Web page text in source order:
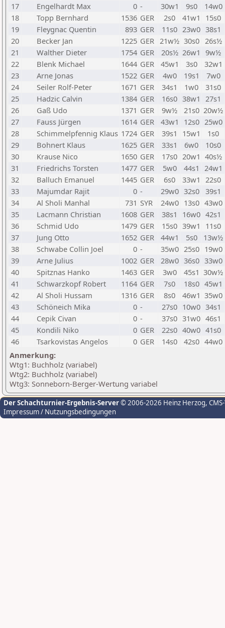
17
Engelhardt Max 0 - 30w1 9s0
14w0
18
Topp Bernhard 1536 GER 2s0 41w1
15s0
19
Fleygnac Quentin 893 GER 11s0 23w0 38s1
20
Becker Jan 1225 GER 21w½ 30s0 26s½
21
Walther Dieter 1754 GER 20s½ 26w1 9w½
22
Blenk Michael 1644 GER 45w1 3s0
32w1
23
Arne Jonas 1522 GER 4w0 19s1
7w0
24
Seiler Rolf-Peter 1671 GER 34s1 1w0
31s0
25
Hadzic Calvin 1384 GER 16s0 38w1 27s1
26
Gaß Udo 1371 GER 9w½ 21s0 20w½
27
Fauss Jürgen 1614 GER 43w1 12s0 25w0
28
Schimmelpfennig Klaus 1724 GER 39s1 15w1
1s0
29
Bohnert Klaus 1625 GER 33s1 6w0
10s0
30
Krause Nico 1650 GER 17s0 20w1 40s½
31
Friedrichs Torsten 1477 GER 5w0 44s1 24w1
32
Balluch Emanuel 1445 GER 6s0 33w1 22s0
33
Majumdar Rajit 0 - 29w0 32s0
39s1
34
Al Sholi Manhal 731 SYR 24w0 13s0 43w0
35
Lacmann Christian 1608 GER 38s1 16w0 42s1
36
Schmid Udo 1479 GER 15s0 39w1
11s0
37
Jung Otto 1652 GER 44w1 5s0
13w½
38
Schwabe Collin Joel 0 - 35w0 25s0 19w0
39
Arne Julius 1002 GER 28w0 36s0 33w0
40
Spitznas Hanko 1463 GER 3w0 45s1 30w½
41
Schwarzkopf Robert 1164 GER 7s0 18s0 45w1
42
Al Sholi Hussam 1316 GER 8s0 46w1 35w0
43
Schöneich Mika 0 - 27s0 10w0 34s1
44
Cepik Civan 0 - 37s0 31w0 46s1
45
Kondili Niko 0 GER 22s0 40w0 41s0
46
Tsarkovistas Angelos 0 GER 14s0 42s0 44w0
Anmerkung:
Wtg1: Buchholz (variabel)
Wtg2: Buchholz (variabel)
Wtg3: Sonneborn-Berger-Wertung variabel
Der Schachturnier-Ergebnis-Server© 2006-2026 Heinz Herzog,
Impressum / Nutzungsbedingungen